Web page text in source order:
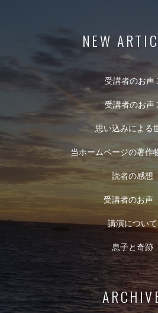
NEW
受講者のお声
受講者のお声
思い込みによる
当ホームページの著作
読者の感想
受講者のお声
講演について
息子と奇跡